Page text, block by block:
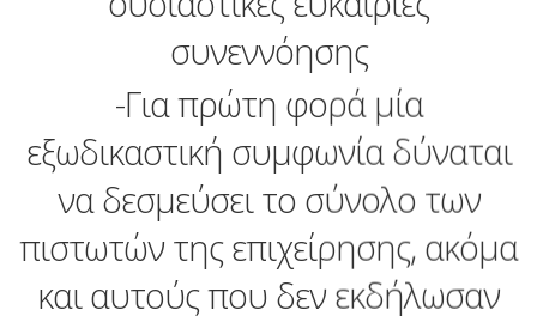
συνεννόησης
-Για πρώτη φορά μία
εξωδικαστική συμφωνία δύναται
να δεσμεύσει το σύνολο των
πιστωτών της επιχείρησης, ακόμα
και αυτούς που δεν εκδήλωσαν